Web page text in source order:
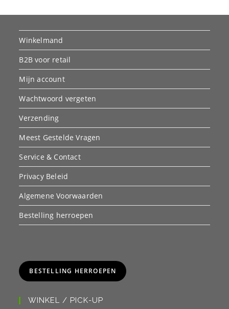
Winkelmand
B2B voor retail
Mijn account
Wachtwoord vergeten
Verzending
Meest Gestelde Vragen
Service & Contact
Privacy Beleid
Algemene Voorwaarden
Bestelling herroepen
BESTELLING HERROEPEN
WINKEL / PICK-UP